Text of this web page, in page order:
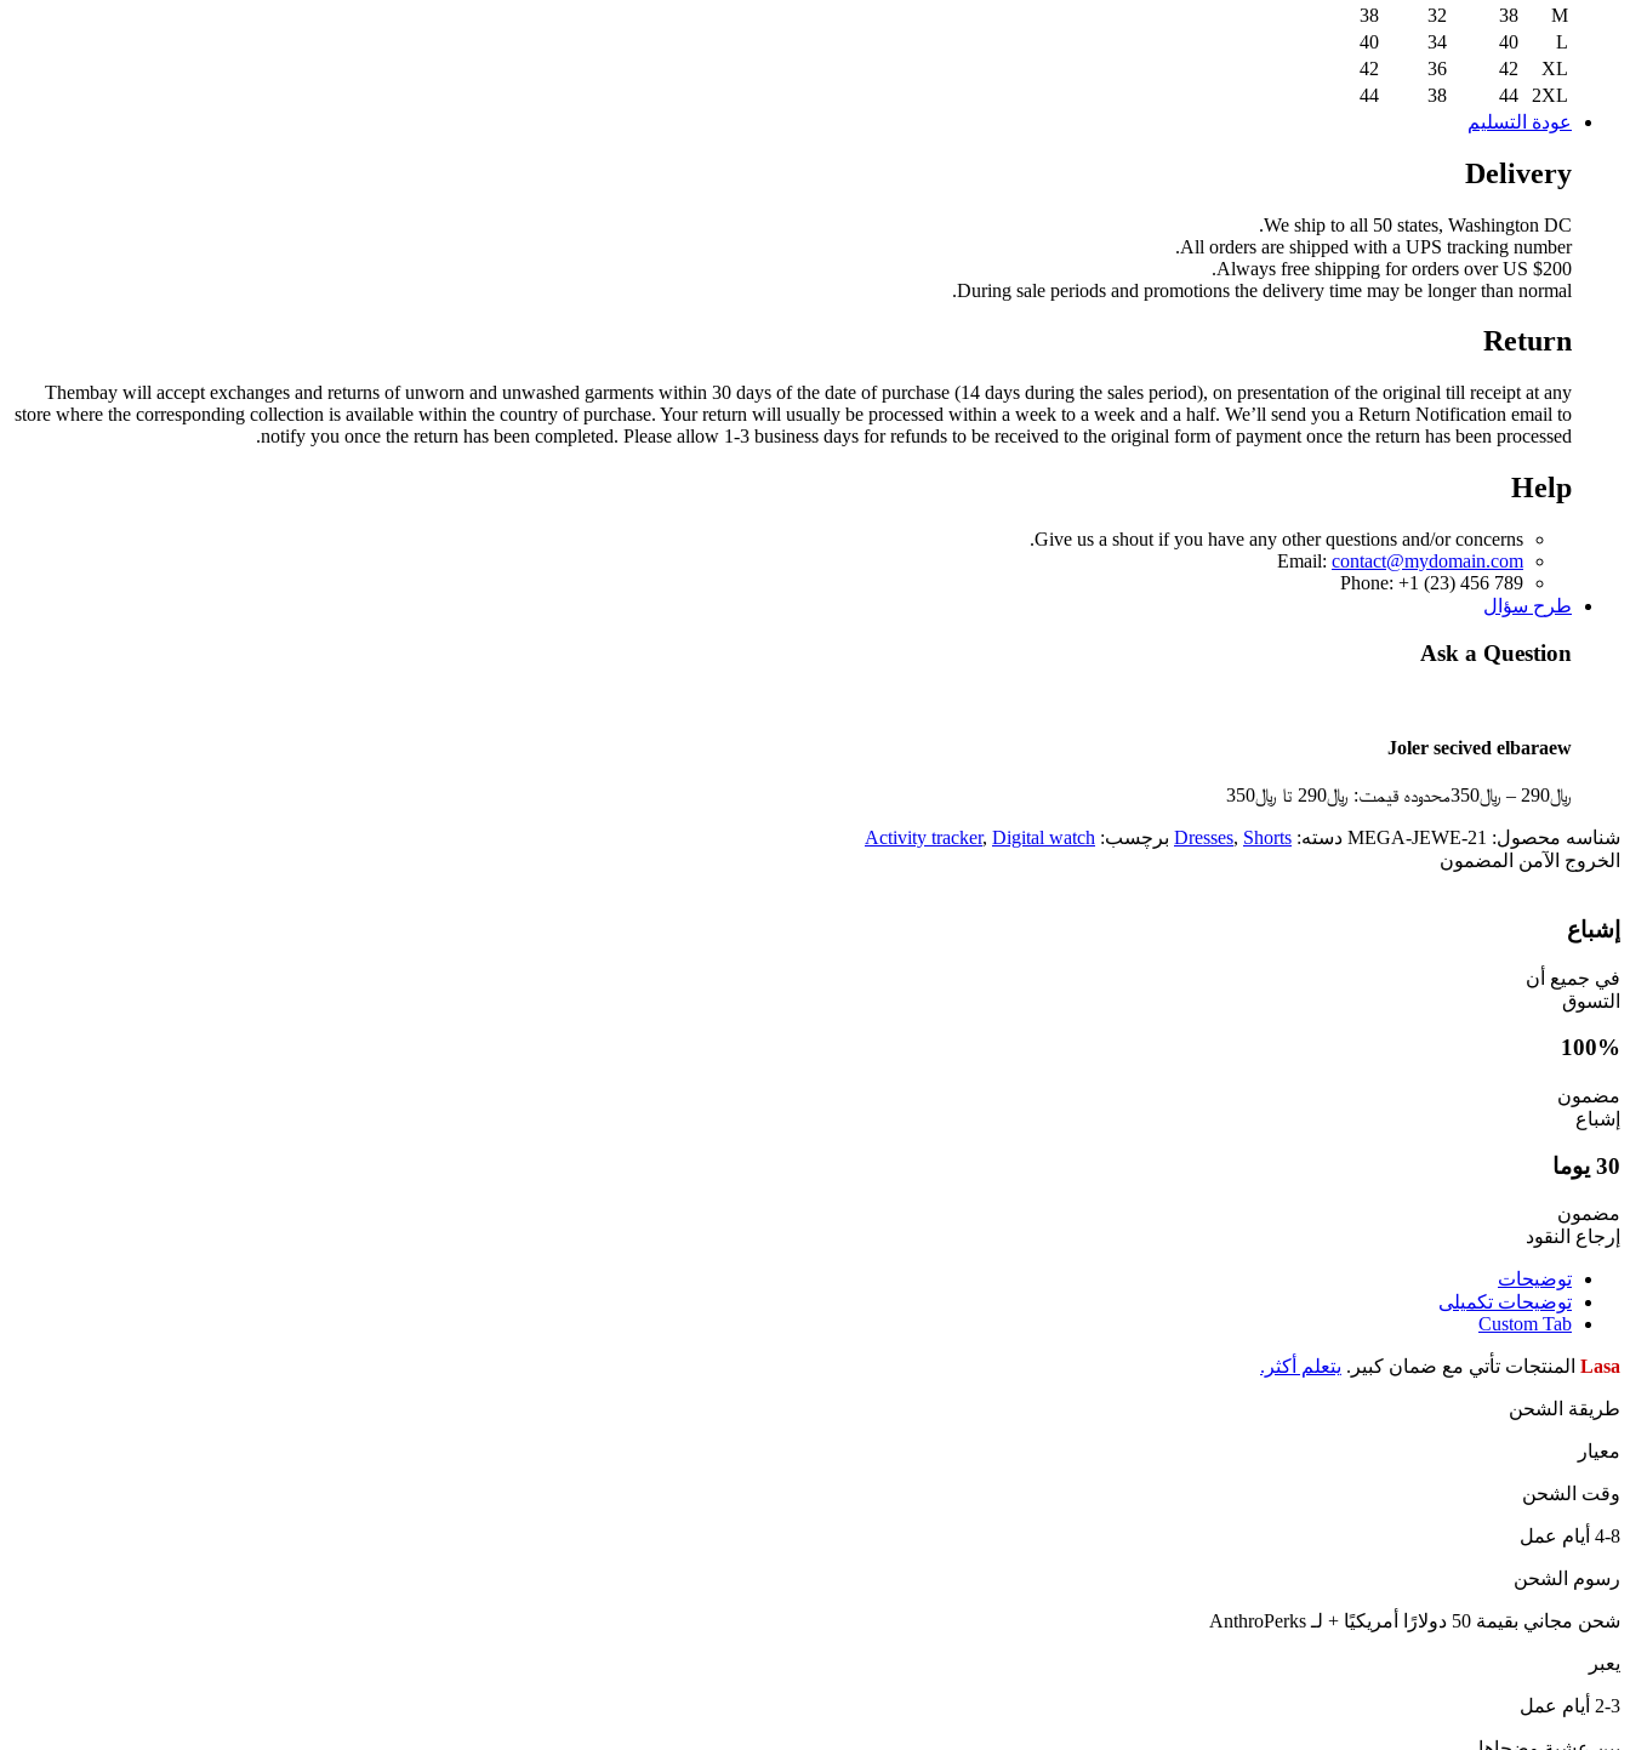
M
38
32
38
L
40
34
40
XL
42
36
42
2XL
44
38
44
عودة التسليم
Delivery
We ship to all 50 states, Washington DC.
All orders are shipped with a UPS tracking number.
Always free shipping for orders over US $200.
During sale periods and promotions the delivery time may be longer than normal.
Return
Thembay will accept exchanges and returns of unworn and unwashed garments within 30 days of the date of purchase (14 days during the sales period), on presentation of the original till receipt at any
store where the corresponding collection is available within the country of purchase. Your return will usually be processed within a week to a week and a half. We’ll send you a Return Notification email to
notify you once the return has been completed. Please allow 1-3 business days for refunds to be received to the original form of payment once the return has been processed.
Help
Give us a shout if you have any other questions and/or concerns.
Email: contact@mydomain.com
Phone: +1 (23) 456 789
طرح سؤال
Ask a Question
Joler secived elbaraew
﷼290
– ﷼350محدوده قیمت: ﷼290 تا ﷼350
شناسه محصول: MEGA-JEWE-21 دسته: Dresses, Shorts برچسب: Activity tracker, Digital watch
الخروج الآمن المضمون
إشباع
في جميع أن
التسوق
100%
مضمون
إشباع
30 يوما
مضمون
إرجاع النقود
توضیحات
توضیحات تکمیلی
Custom Tab
Lasa المنتجات تأتي مع ضمان كبير. يتعلم أكثر.
طريقة الشحن
معيار
وقت الشحن
4-8 أيام عمل
رسوم الشحن
شحن مجاني بقيمة 50 دولارًا أمريكيًا + لـ AnthroPerks
يعبر
2-3 أيام عمل